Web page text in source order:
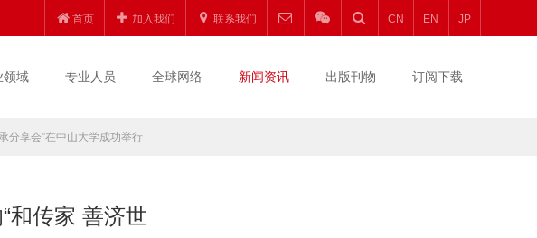
首页 加入我们 联系我们 CN EN JP
领域 专业人员 全球网络 新闻资讯 出版刊物 订阅下载
分享会”在中山大学成功举行
和传家 善济世